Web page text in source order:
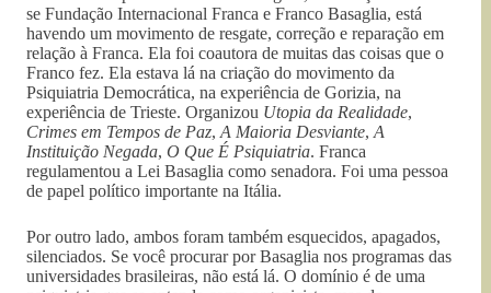
se Fundação Internacional Franca e Franco Basaglia, está
havendo um movimento de resgate, correção e reparação em
relação à Franca. Ela foi coautora de muitas das coisas que o
Franco fez. Ela estava lá na criação do movimento da
Psiquiatria Democrática, na experiência de Gorizia, na
experiência de Trieste. Organizou Utopia da Realidade,
Crimes em Tempos de Paz, A Maioria Desviante, A
Instituição Negada, O Que É Psiquiatria. Franca
regulamentou a Lei Basaglia como senadora. Foi uma pessoa
de papel político importante na Itália.
Por outro lado, ambos foram também esquecidos, apagados,
silenciados. Se você procurar por Basaglia nos programas das
universidades brasileiras, não está lá. O domínio é de uma